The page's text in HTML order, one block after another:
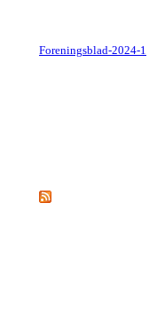
Foreningsblad-2024-1